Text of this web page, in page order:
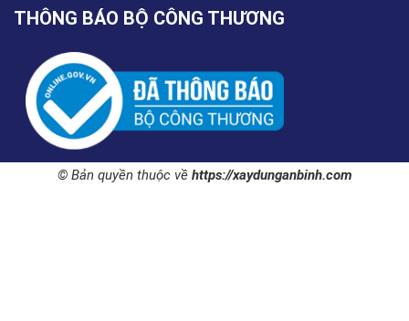
THÔNG BÁO BỘ CÔNG THƯƠNG
© Bản quyền thuộc về https://xaydunganbinh.com